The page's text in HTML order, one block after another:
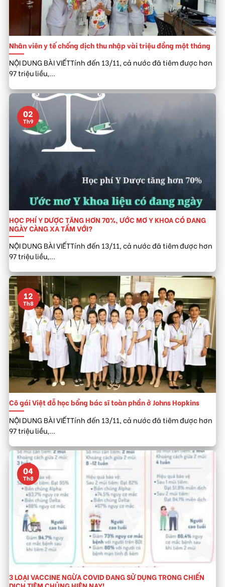
Nhân viên y tế chống dịch thu nhập vài triệu đồng một tháng
NỘI DUNG BÀI VIẾTTính đến 13/11, cả nước đã tiêm được hơn
97 triệu liều,...
HỌC PHÍ Y DƯỢC TĂNG HƠN 70%, ƯỚC MƠ Y KHOA CÓ ĐANG
NGÀY CÀNG XA TẦM VỚI?
NỘI DUNG BÀI VIẾTTính đến 13/11, cả nước đã tiêm được hơn
97 triệu liều,...
02
Th9
Cô gái Việt đỗ học bổng bác sĩ toàn phần ở Johns Hopkins
NỘI DUNG BÀI VIẾTTính đến 13/11, cả nước đã tiêm được hơn
97 triệu liều,...
12
Th8
3 LOẠI VACCINE NGỪA COVID ĐANG SỬ DỤNG TRONG CHIẾN
04
Th8